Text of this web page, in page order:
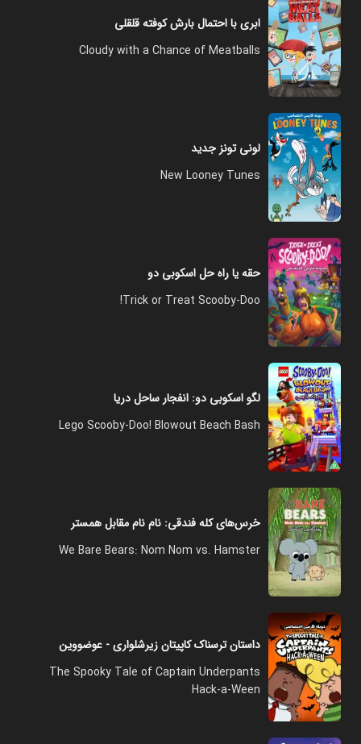
ابری با احتمال بارش کوفته قلقلی
Cloudy with a Chance of Meatballs
لونی تونز جدید
New Looney Tunes
حقه یا راه حل اسکوبی دو
Trick or Treat Scooby-Doo!
لگو اسکوبی دو: انفجار ساحل دریا
Lego Scooby-Doo! Blowout Beach Bash
خرس‌های کله فندقی: نام نام مقابل همستر
We Bare Bears: Nom Nom vs. Hamster
داستان ترسناك كاپیتان زیرشلواری - عوضووین
The Spooky Tale of Captain Underpants
Hack-a-Ween